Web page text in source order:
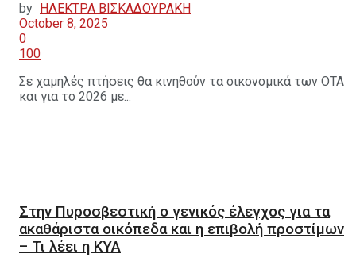
by
ΗΛΕΚΤΡΑ ΒΙΣΚΑΔΟΥΡΑΚΗ
October 8, 2025
0
100
Σε χαμηλές πτήσεις θα κινηθούν τα οικονομικά των ΟΤΑ
και για το 2026 με...
Στην Πυροσβεστική ο γενικός έλεγχος για τα
ακαθάριστα οικόπεδα και η επιβολή προστίμων
– Τι λέει η ΚΥΑ